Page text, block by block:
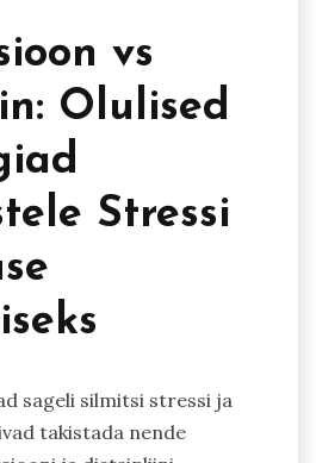
vs
Olulised
Stressi
sageli silmitsi stressi ja
takistada nende